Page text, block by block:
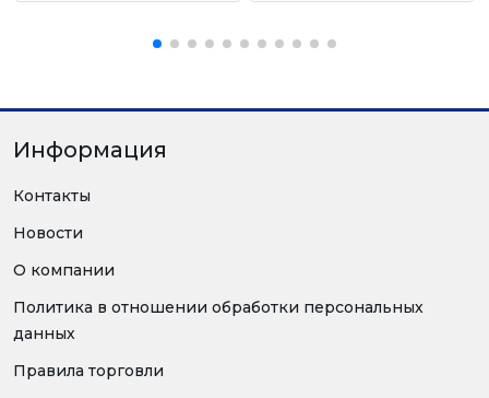
Информация
Контакты
Новости
О компании
Политика в отношении обработки персональных
данных
Правила торговли